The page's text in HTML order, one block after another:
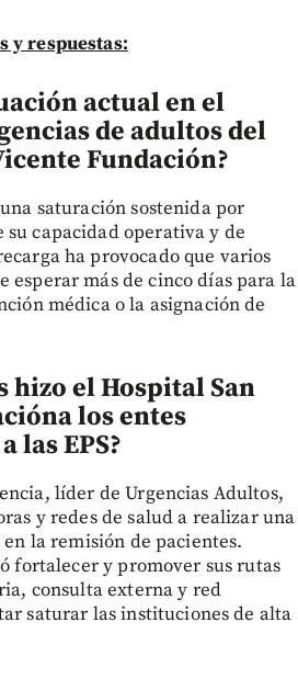
y respuestas:
actual en el
de adultos del
Fundación?
saturación sostenida por
su capacidad operativa y de
ha provocado que varios
esperar más de cinco días para la
médica o la asignación de
hizo el Hospital San
a los entes
las EPS?
líder de Urgencias Adultos,
y redes de salud a realizar una
la remisión de pacientes.
fortalecer y promover sus rutas
consulta externa y red
saturar las instituciones de alta